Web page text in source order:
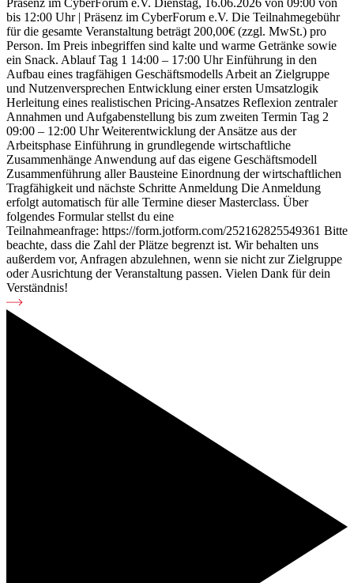
Präsenz im CyberForum e.V. Dienstag, 16.06.2026 von 09:00 von
bis 12:00 Uhr | Präsenz im CyberForum e.V. Die Teilnahmegebühr
für die gesamte Veranstaltung beträgt 200,00€ (zzgl. MwSt.) pro
Person. Im Preis inbegriffen sind kalte und warme Getränke sowie
ein Snack. Ablauf Tag 1 14:00 – 17:00 Uhr Einführung in den
Aufbau eines tragfähigen Geschäftsmodells Arbeit an Zielgruppe
und Nutzenversprechen Entwicklung einer ersten Umsatzlogik
Herleitung eines realistischen Pricing-Ansatzes Reflexion zentraler
Annahmen und Aufgabenstellung bis zum zweiten Termin Tag 2
09:00 – 12:00 Uhr Weiterentwicklung der Ansätze aus der
Arbeitsphase Einführung in grundlegende wirtschaftliche
Zusammenhänge Anwendung auf das eigene Geschäftsmodell
Zusammenführung aller Bausteine Einordnung der wirtschaftlichen
Tragfähigkeit und nächste Schritte Anmeldung Die Anmeldung
erfolgt automatisch für alle Termine dieser Masterclass. Über
folgendes Formular stellst du eine
Teilnahmeanfrage: https://form.jotform.com/252162825549361 Bitte
beachte, dass die Zahl der Plätze begrenzt ist. Wir behalten uns
außerdem vor, Anfragen abzulehnen, wenn sie nicht zur Zielgruppe
oder Ausrichtung der Veranstaltung passen. Vielen Dank für dein
Verständnis!